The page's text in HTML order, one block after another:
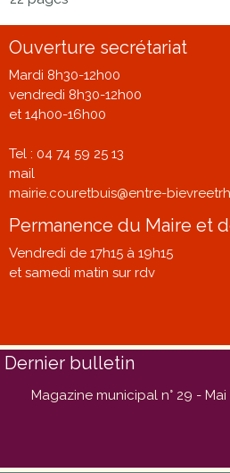
Ouverture secrétariat
Mardi 8h30-12h00
vendredi 8h30-12h00
et 14h00-16h00
Tel : 04 74 59 25 13
mail
mairie.couretbuis@entre-
Permanence du Maire et
Vendredi de 17h15 à 19h15
et samedi matin sur rdv
Dernier bulletin
Magazine municipal n° 29 - Mai